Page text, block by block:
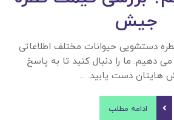
جیش
دستشویی حیوانات مختلف اطلاعاتی
می دهیم. ما را دنبال کنید تا به پاسخ
هایتان دست یابید. ...
ادامه مطلب